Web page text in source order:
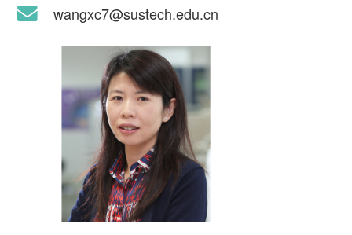
wangxc7@sustech.edu.cn